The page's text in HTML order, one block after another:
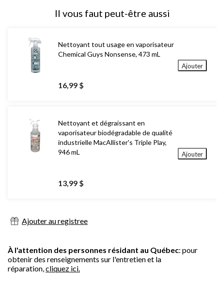
Il vous faut peut-être aussi
Nettoyant tout usage en vaporisateur
Chemical Guys Nonsense, 473 mL
16,99 $
Ajouter
Nettoyant et dégraissant en
vaporisateur biodégradable de qualité
industrielle MacAllister's Triple Play,
946 mL
13,99 $
Ajouter
Ajouter au registree
À l'attention des personnes résidant au Québec: pour
obtenir des renseignements sur l'entretien et la
réparation,cliquez ici.